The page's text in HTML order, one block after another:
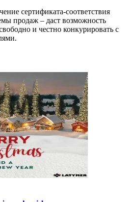
сертификата-соответствия
продаж – даст возможность
и честно конкурировать с